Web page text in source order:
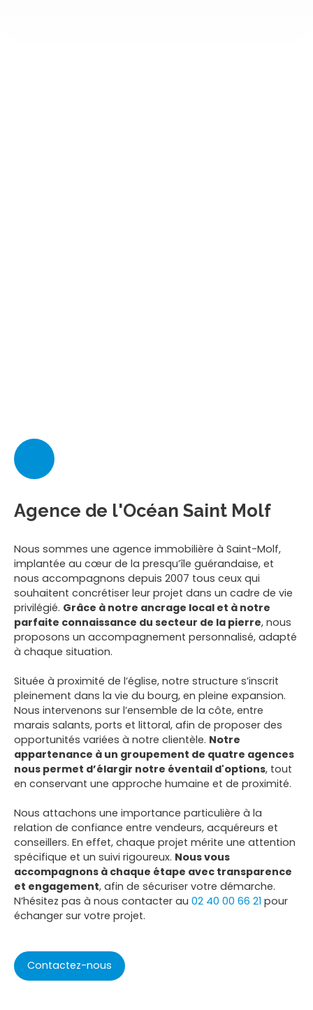
Agence de l'Océan Saint Molf
Nous sommes une agence immobilière à Saint-Molf,
implantée au cœur de la presqu’île guérandaise, et
nous accompagnons depuis 2007 tous ceux qui
souhaitent concrétiser leur projet dans un cadre de vie
privilégié. Grâce à notre ancrage local et à notre
parfaite connaissance du secteur de la pierre, nous
proposons un accompagnement personnalisé, adapté
à chaque situation.
Située à proximité de l’église, notre structure s’inscrit
pleinement dans la vie du bourg, en pleine expansion.
Nous intervenons sur l’ensemble de la côte, entre
marais salants, ports et littoral, afin de proposer des
opportunités variées à notre clientèle. Notre
appartenance à un groupement de quatre agences
nous permet d’élargir notre éventail d'options, tout
en conservant une approche humaine et de proximité.
Nous attachons une importance particulière à la
relation de confiance entre vendeurs, acquéreurs et
conseillers. En effet, chaque projet mérite une attention
spécifique et un suivi rigoureux. Nous vous
accompagnons à chaque étape avec transparence
et engagement, afin de sécuriser votre démarche.
N’hésitez pas à nous contacter au 02 40 00 66 21 pour
échanger sur votre projet.
Contactez-nous